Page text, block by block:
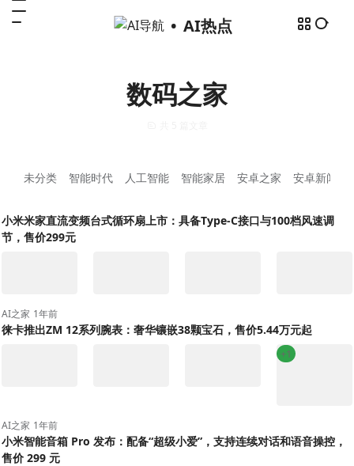
AI热点
数码之家
未分类 智能时代 人工智能 智能家居 安卓之家 安卓新闻
小米米家直流变频台式循环扇上市：具备Type-C接口与100档风速调
节，售价299元
AI之家 1年前
徕卡推出ZM 12系列腕表：奢华镶嵌38颗宝石，售价5.44万元起
+1
AI之家 1年前
小米智能音箱 Pro 发布：配备“超级小爱”，支持连续对话和语音操控，
售价 299 元